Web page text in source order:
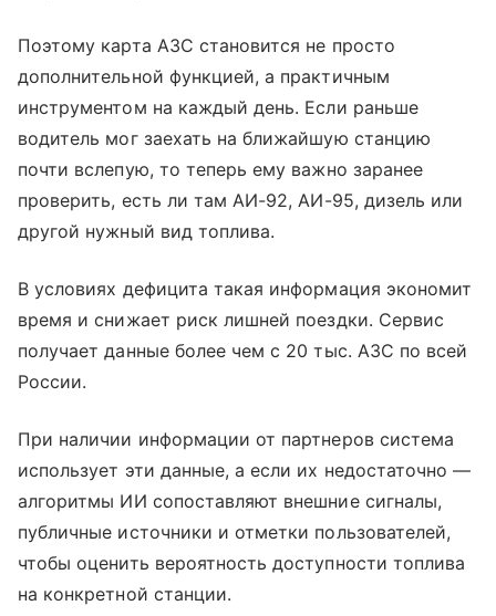
Поэтому карта АЗС становится не просто
дополнительной функцией, а практичным
инструментом на каждый день. Если раньше
водитель мог заехать на ближайшую станцию
почти вслепую, то теперь ему важно заранее
проверить, есть ли там АИ-92, АИ-95, дизель или
другой нужный вид топлива.
В условиях дефицита такая информация экономит
время и снижает риск лишней поездки. Сервис
получает данные более чем с 20 тыс. АЗС по всей
России.
При наличии информации от партнеров система
использует эти данные, а если их недостаточно —
алгоритмы ИИ сопоставляют внешние сигналы,
публичные источники и отметки пользователей,
чтобы оценить вероятность доступности топлива
на конкретной станции.